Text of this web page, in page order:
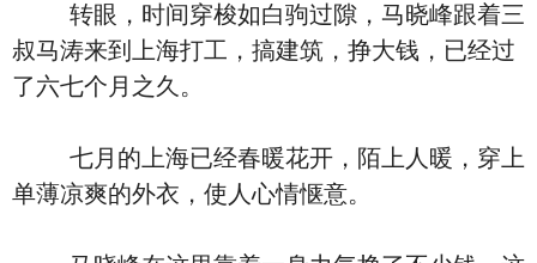
转眼，时间穿梭如白驹过隙，马晓峰跟着三
叔马涛来到上海打工，搞建筑，挣大钱，已经过
了六七个月之久。
七月的上海已经春暖花开，陌上人暖，穿上
单薄凉爽的外衣，使人心情惬意。